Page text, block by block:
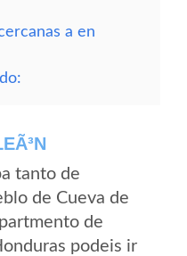
a en
tanto de
de Cueva de
de
podeis ir